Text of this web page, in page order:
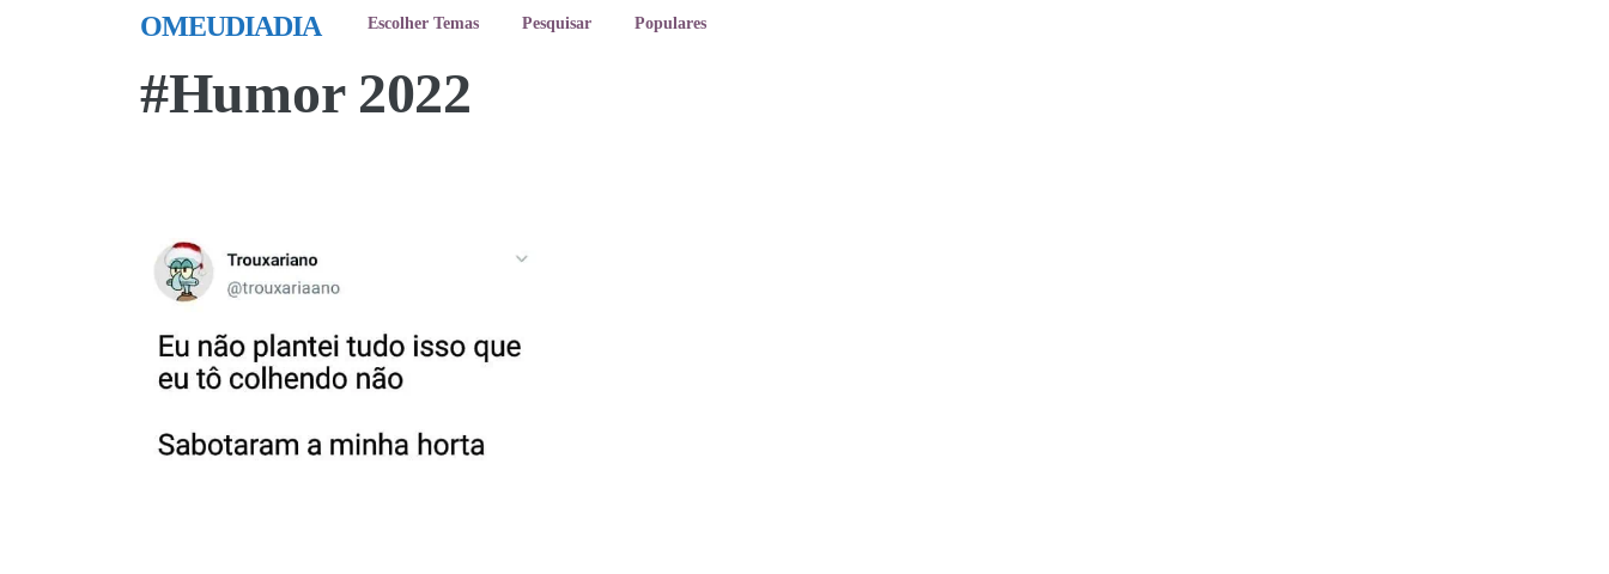
OMEUDIADIA Escolher Temas Pesquisar Populares
#Humor 2022